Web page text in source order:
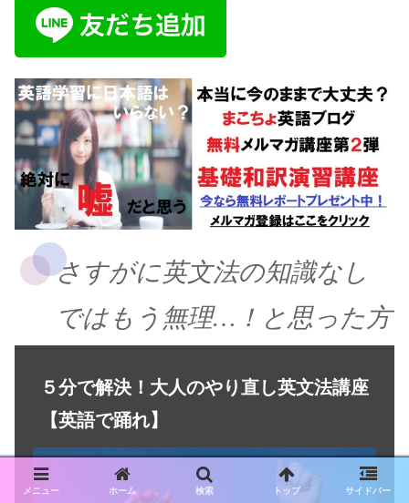
さすがに英文法の知識なし
ではもう無理…！と思った方
５分で解決！大人のやり直し英文法講座
【英語で踊れ】
メニュー ホーム 検索 トップ サイドバー